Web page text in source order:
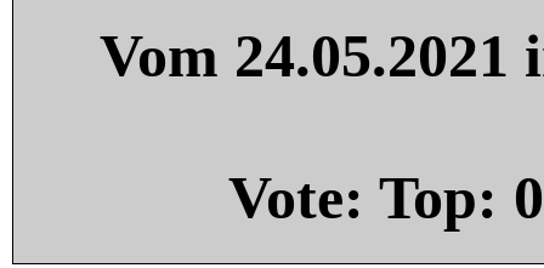
Vom
Vote: Top: 0